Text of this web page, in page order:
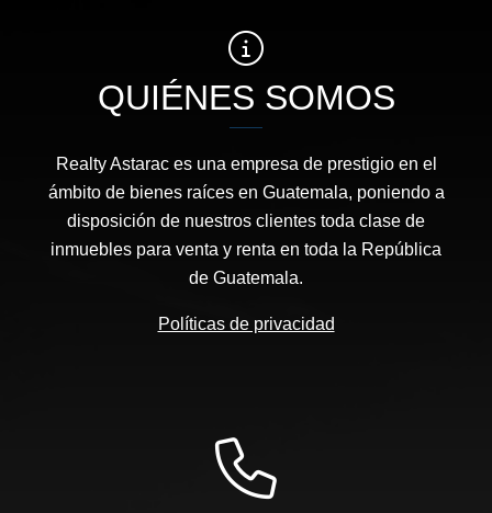
QUIÉNES SOMOS
Realty Astarac es una empresa de prestigio en el
ámbito de bienes raíces en Guatemala, poniendo a
disposición de nuestros clientes toda clase de
inmuebles para venta y renta en toda la República
de Guatemala.
Políticas de privacidad